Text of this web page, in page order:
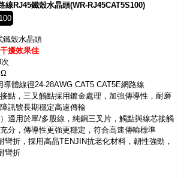
線RJ45鐵殼水晶頭(WR-RJ45CAT5S100)
鐵殼水晶頭
擾效果佳
導體線徑24-28AWG CAT5 CAT5E網路線
點，三叉觸點採用鍍金處理，加強傳導性，耐磨
訊號長期穩定高速傳輸
適用於單/多股線，純銅三叉片，觸點與線芯接觸
分，傳導性更強更穩定，符合高速傳輸標準
彎折，採用高晶TENJIN抗老化材料，韌性強勁，
彎折